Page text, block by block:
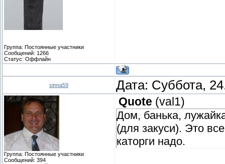
Группа: Постоянные участники
Сообщений: 1266
Статус: Оффлайн
sinna59 Дата: Суббота,
Группа: Постоянные участники
Сообщений: 394
Quote (val1)
Дом, банька,
(для закуси). Это
каторги надо.